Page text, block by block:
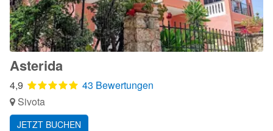
Asterida
4,9
43 Bewertungen
Sivota
JETZT BUCHEN